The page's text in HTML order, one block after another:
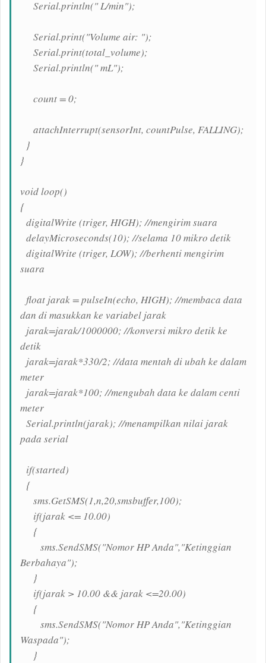
Serial.println(" L/min");
Serial.print("Volume air: ");
Serial.print(total_volume);
Serial.println(" mL");
count = 0;
attachInterrupt(sensorInt, countPulse, FALLING);
}
}
void loop()
{
digitalWrite (triger, HIGH); //mengirim suara
delayMicroseconds(10); //selama 10 mikro detik
digitalWrite (triger, LOW); //berhenti mengirim
suara
float jarak = pulseIn(echo, HIGH); //membaca data
dan di masukkan ke variabel jarak
jarak=jarak/1000000; //konversi mikro detik ke
detik
jarak=jarak*330/2; //data mentah di ubah ke dalam
meter
jarak=jarak*100; //mengubah data ke dalam centi
meter
Serial.println(jarak); //menampilkan nilai jarak
pada serial
if(started)
{
sms.GetSMS(1,n,20,smsbuffer,100);
if(jarak <= 10.00)
{
sms.SendSMS("Nomor HP Anda","Ketinggian
Berbahaya");
}
if(jarak > 10.00 && jarak <=20.00)
{
sms.SendSMS("Nomor HP Anda","Ketinggian
Waspada");
}